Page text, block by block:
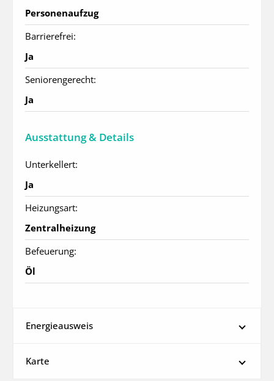
Personenaufzug
Barrierefrei:
Ja
Seniorengerecht:
Ja
Ausstattung & Details
Unterkellert:
Ja
Heizungsart:
Zentralheizung
Befeuerung:
Öl
Energieausweis
Karte